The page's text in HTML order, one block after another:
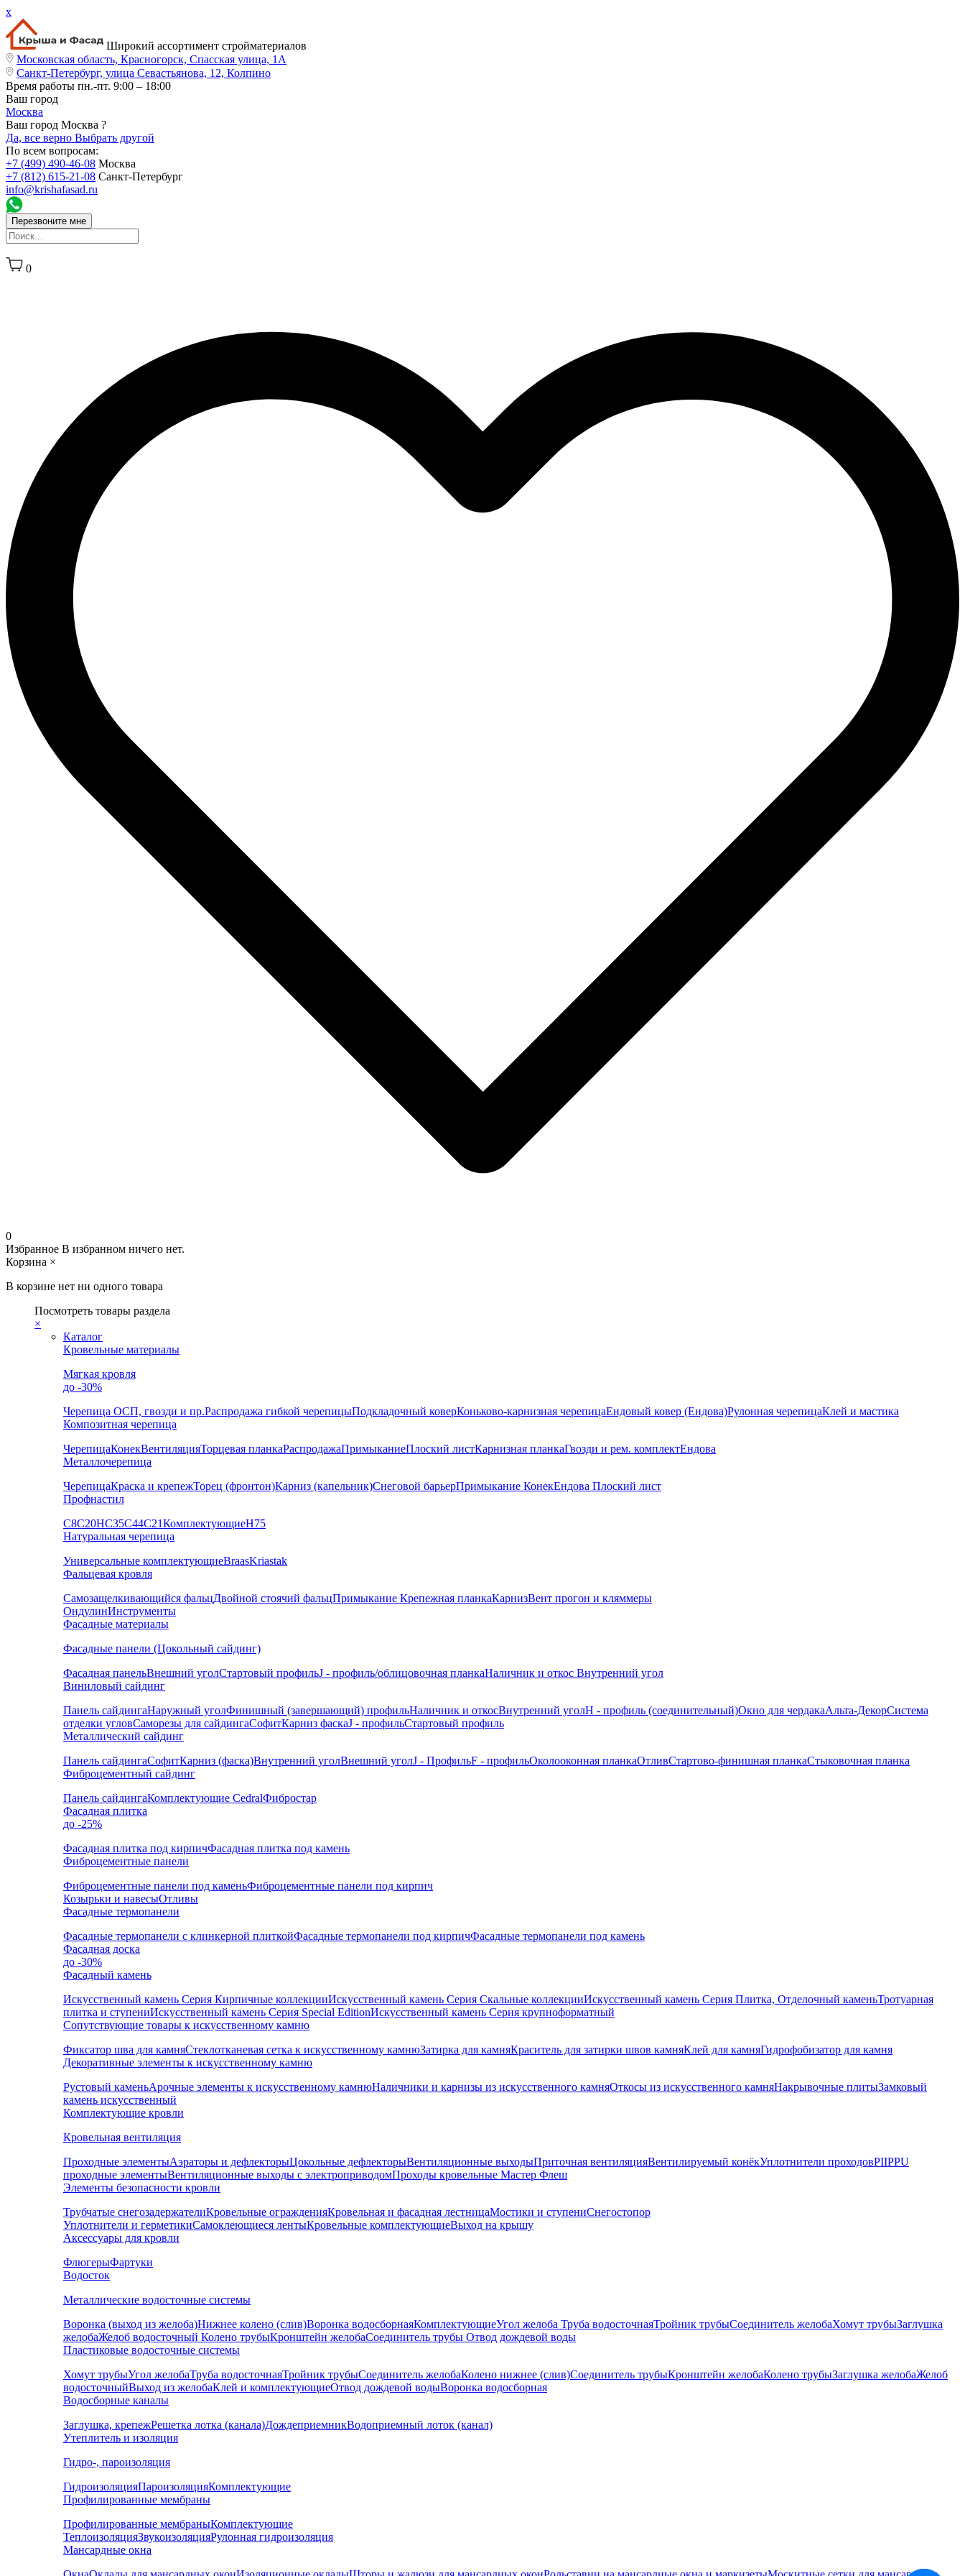
x
Широкий ассортимент стройматериалов
Московская область, Красногорск, Спасская улица, 1А
Санкт-Петербург, улица Севастьянова, 12, Колпино
Время работы пн.-пт. 9:00 – 18:00
Ваш город
Москва
Ваш город Москва ?
Да, все верно Выбрать другой
По всем вопросам:
+7 (499) 490-46-08 Москва
+7 (812) 615-21-08 Санкт-Петербург
info@krishafasad.ru
Перезвоните мне
0
0
Избранное В избранном ничего нет.
Корзина ×
В корзине нет ни одного товара
Посмотреть товары раздела
×
Каталог
Кровельные материалы
Мягкая кровля
до -30%
Черепица ОСП, гвозди и пр.Распродажа гибкой черепицыПодкладочный коверКоньково-карнизная черепицаЕндовый ковер (Ендова)Рулонная черепицаКлей и мастика
Композитная черепица
ЧерепицаКонекВентиляцияТорцевая планкаРаспродажаПримыканиеПлоский листКарнизная планкаГвозди и рем. комплектЕндова
Металлочерепица
ЧерепицаКраска и крепежТорец (фронтон)Карниз (капельник)Снеговой барьерПримыкание КонекЕндова Плоский лист
Профнастил
С8С20НС35С44С21КомплектующиеН75
Натуральная черепица
Универсальные комплектующиеBraasKriastak
Фальцевая кровля
Самозащелкивающийся фальцДвойной стоячий фальцПримыкание Крепежная планкаКарнизВент прогон и кляммеры
ОндулинИнструменты
Фасадные материалы
Фасадные панели (Цокольный сайдинг)
Фасадная панельВнешний уголСтартовый профильJ - профиль/облицовочная планкаНаличник и откос Внутренний угол
Виниловый сайдинг
Панель сайдингаНаружный уголФинишный (завершающий) профильНаличник и откосВнутренний уголH - профиль (соединительный)Окно для чердакаАльта-ДекорСистема
отделки угловСаморезы для сайдингаСофитКарниз фаскаJ - профильСтартовый профиль
Металлический сайдинг
Панель сайдингаСофитКарниз (фаска)Внутренний уголВнешний уголJ - ПрофильF - профильОколооконная планкаОтливСтартово-финишная планкаСтыковочная планка
Фиброцементный сайдинг
Панель сайдингаКомплектующие CedralФибростар
Фасадная плитка
до -25%
Фасадная плитка под кирпичФасадная плитка под камень
Фиброцементные панели
Фиброцементные панели под каменьФиброцементные панели под кирпич
Козырьки и навесыОтливы
Фасадные термопанели
Фасадные термопанели с клинкерной плиткойФасадные термопанели под кирпичФасадные термопанели под камень
Фасадная доска
до -30%
Фасадный камень
Искусственный камень Серия Кирпичные коллекцииИскусственный камень Серия Скальные коллекцииИскусственный камень Серия Плитка, Отделочный каменьТротуарная
плитка и ступениИскусственный камень Серия Special EditionИскусственный камень Серия крупноформатный
Сопутствующие товары к искусственному камню
Фиксатор шва для камняСтеклотканевая сетка к искусственному камнюЗатирка для камняКраситель для затирки швов камняКлей для камняГидрофобизатор для камня
Декоративные элементы к искусственному камню
Рустовый каменьАрочные элементы к искусственному камнюНаличники и карнизы из искусственного камняОткосы из искусственного камняНакрывочные плитыЗамковый
камень искусственный
Комплектующие кровли
Кровельная вентиляция
Проходные элементыАэраторы и дефлекторыЦокольные дефлекторыВентиляционные выходыПриточная вентиляцияВентилируемый конёкУплотнители проходовPIIPPU
проходные элементыВентиляционные выходы с электроприводомПроходы кровельные Мастер Флеш
Элементы безопасности кровли
Трубчатые снегозадержателиКровельные огражденияКровельная и фасадная лестницаМостики и ступениСнегостопор
Уплотнители и герметикиСамоклеющиеся лентыКровельные комплектующиеВыход на крышу
Аксессуары для кровли
ФлюгерыФартуки
Водосток
Металлические водосточные системы
Воронка (выход из желоба)Нижнее колено (слив)Воронка водосборнаяКомплектующиеУгол желоба Труба водосточнаяТройник трубыСоединитель желобаХомут трубыЗаглушка
желобаЖелоб водосточный Колено трубыКронштейн желобаСоединитель трубы Отвод дождевой воды
Пластиковые водосточные системы
Хомут трубыУгол желобаТруба водосточнаяТройник трубыСоединитель желобаКолено нижнее (слив)Соединитель трубыКронштейн желобаКолено трубыЗаглушка желобаЖелоб
водосточныйВыход из желобаКлей и комплектующиеОтвод дождевой водыВоронка водосборная
Водосборные каналы
Заглушка, крепежРешетка лотка (канала)ДождеприемникВодоприемный лоток (канал)
Утеплитель и изоляция
Гидро-, пароизоляция
ГидроизоляцияПароизоляцияКомплектующие
Профилированные мембраны
Профилированные мембраныКомплектующие
ТеплоизоляцияЗвукоизоляцияРулонная гидроизоляция
Мансардные окна